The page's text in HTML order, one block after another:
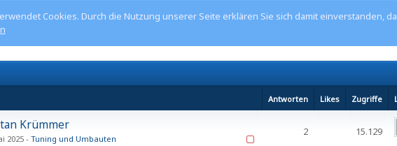
Cookies. Durch die Nutzung unserer Seite erklären Sie sich damit einverstanden,
Antworten Likes Zugriffe
Krümmer
2025 Tuning und Umbauten
2 15.129